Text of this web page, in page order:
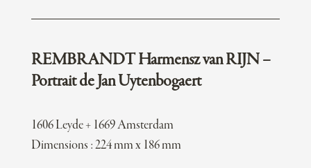
REMBRANDT Harmensz van RIJN –
Portrait de Jan Uytenbogaert
1606 Leyde + 1669 Amsterdam
Dimensions : 224 mm x 186 mm